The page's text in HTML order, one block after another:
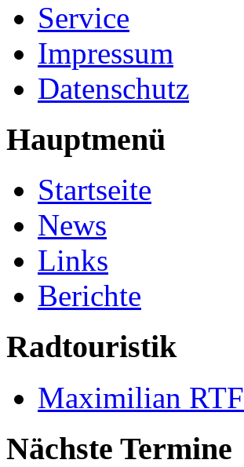
Service
Impressum
Datenschutz
Hauptmenü
Startseite
News
Links
Berichte
Radtouristik
Maximilian RTF
Nächste Termine